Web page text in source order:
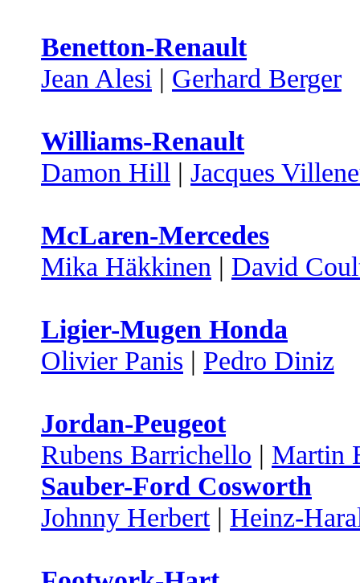
Benetton-Renault
Jean Alesi | Gerhard Berger
Williams-Renault
Damon Hill | Jacques
McLaren-Mercedes
Mika Häkkinen | David
Ligier-Mugen Honda
Olivier Panis | Pedro Diniz
Jordan-Peugeot
Rubens Barrichello | Martin
Sauber-Ford Cosworth
Johnny Herbert| Heinz-